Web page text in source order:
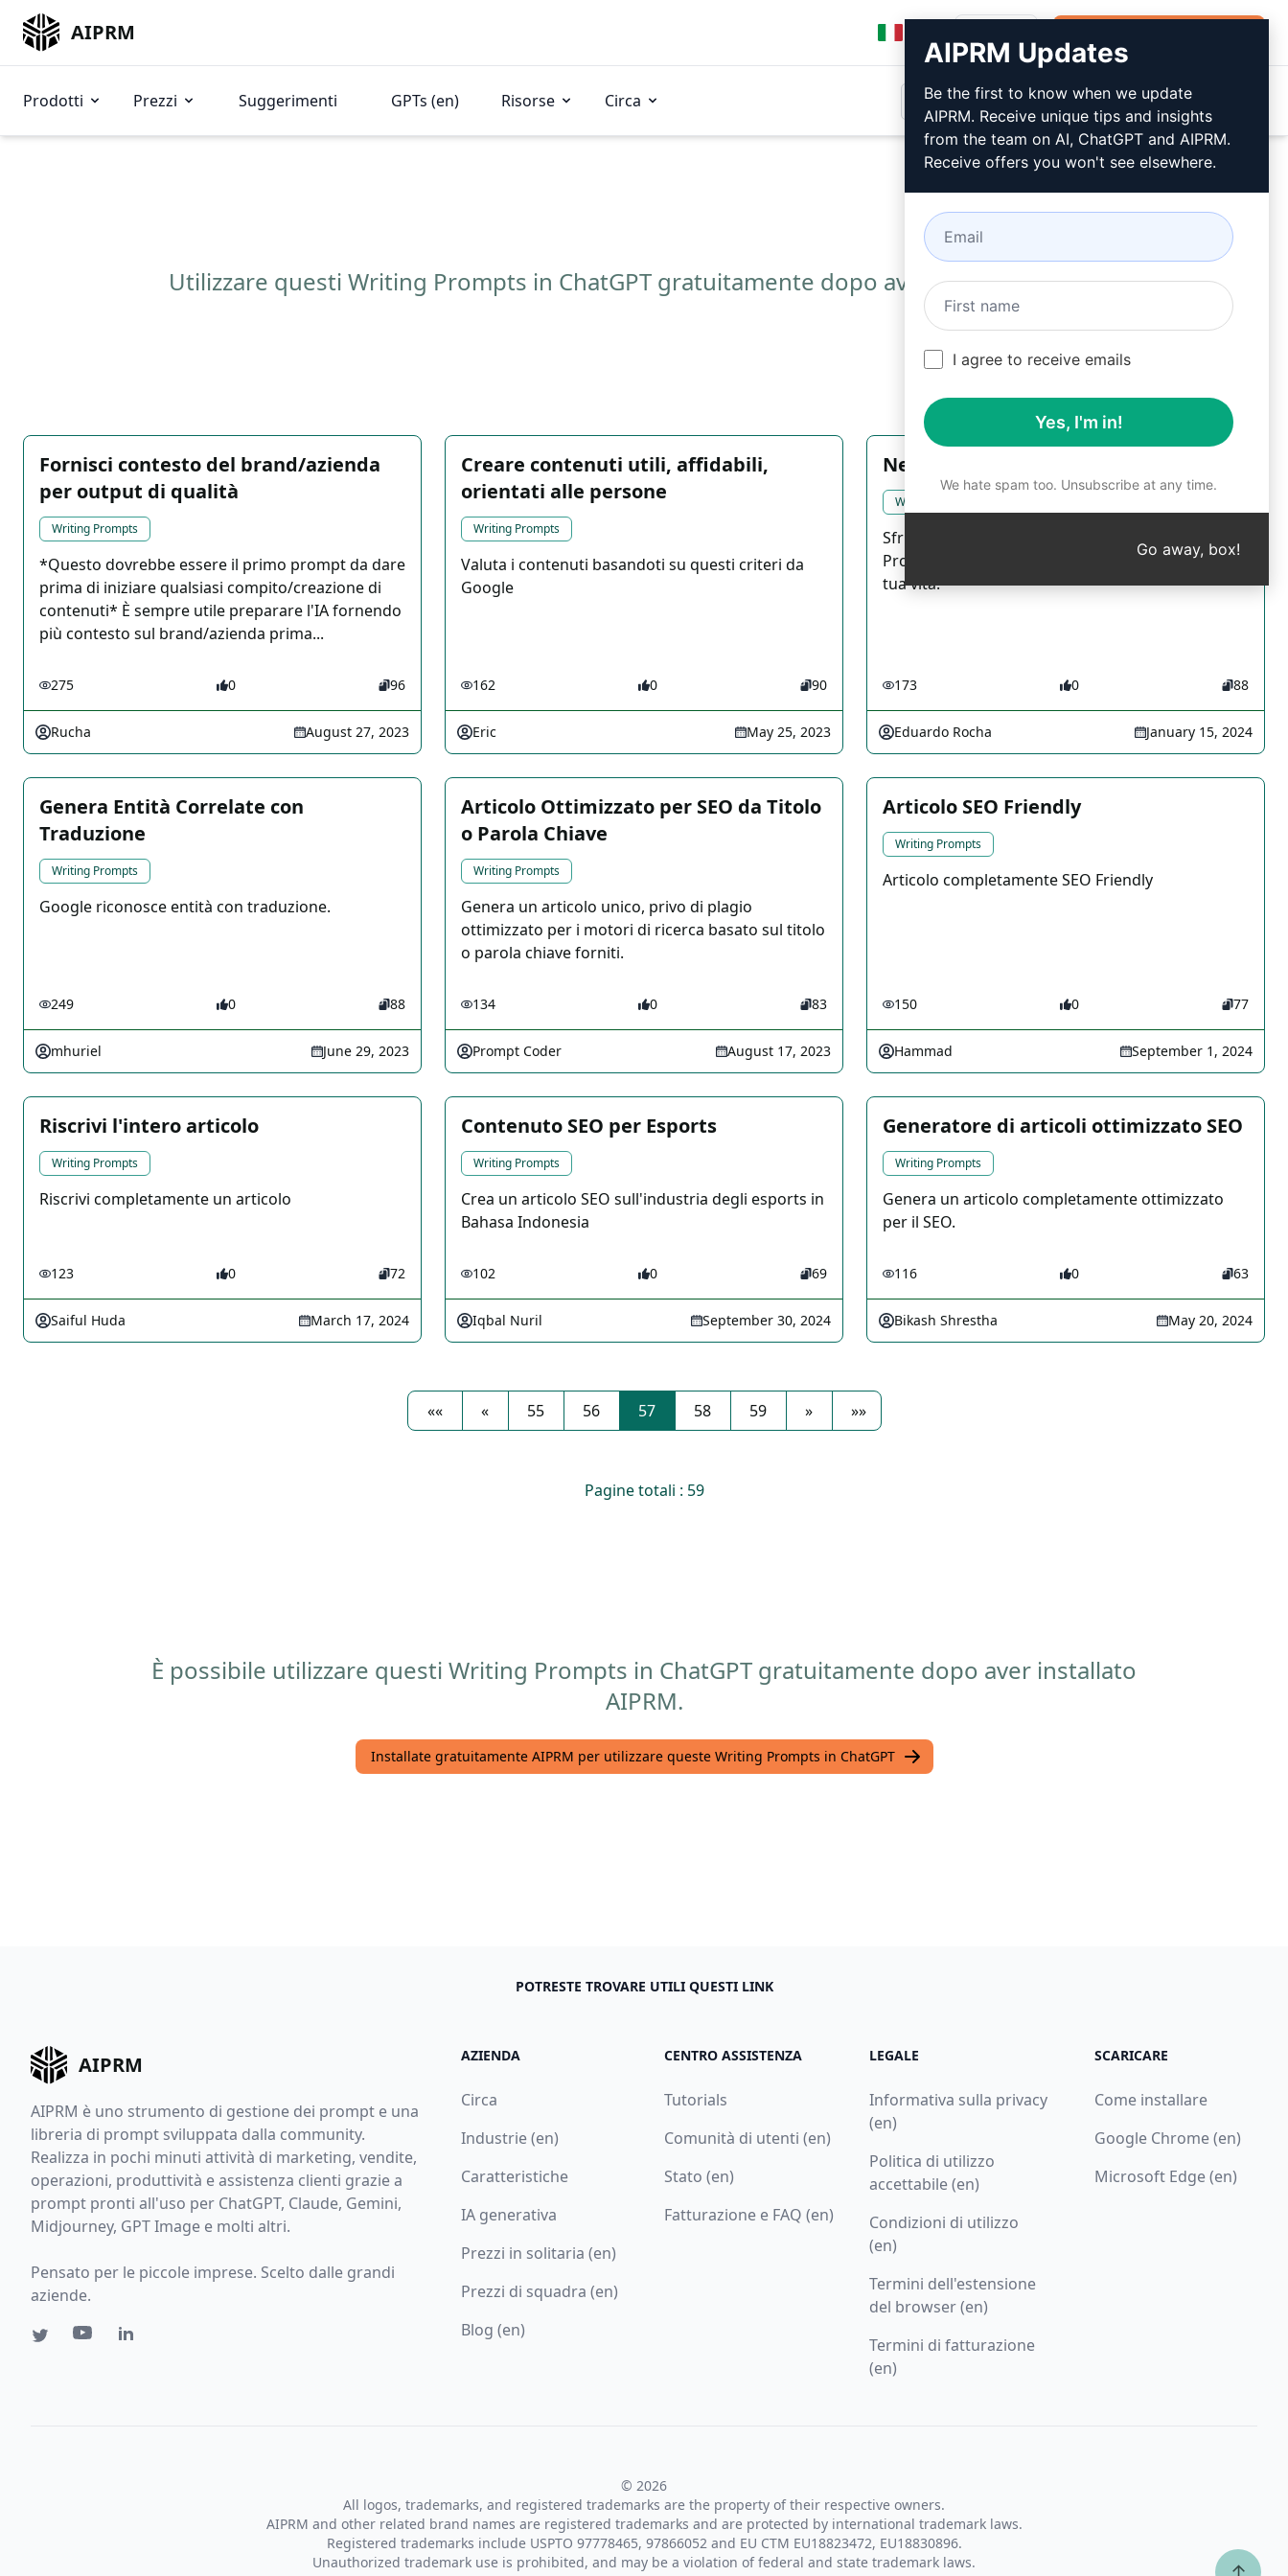
AIPRM
Prodotti Prezzi Suggerimenti GPTs (en) Risorse Circa
Utilizzare questi Writing Prompts in ChatGPT gratuitamente dopo aver installato AIPRM.
Fornisci contesto del brand/azienda
per output di qualità
Writing Prompts
*Questo dovrebbe essere il primo prompt da dare
prima di iniziare qualsiasi compito/creazione di
contenuti* È sempre utile preparare l'IA fornendo
più contesto sul brand/azienda prima...
275 0 96
Rucha August 27, 2023
Creare contenuti utili, affidabili,
orientati alle persone
Writing Prompts
Valuta i contenuti basandoti su questi criteri da
Google
162 0 90
Eric May 25, 2023
NeuroLinguistic Programming 360
Writing Prompts
Sfrutta il potere della NeuroLinguistic
Programming per una trasformazione totale della
tua vita.
173 0 88
Eduardo Rocha January 15, 2024
Genera Entità Correlate con
Traduzione
Writing Prompts
Google riconosce entità con traduzione.
249 0 88
mhuriel June 29, 2023
Articolo Ottimizzato per SEO da Titolo
o Parola Chiave
Writing Prompts
Genera un articolo unico, privo di plagio
ottimizzato per i motori di ricerca basato sul titolo
o parola chiave forniti.
134 0 83
Prompt Coder August 17, 2023
Articolo SEO Friendly
Writing Prompts
Articolo completamente SEO Friendly
150 0 77
Hammad September 1, 2024
Riscrivi l'intero articolo
Writing Prompts
Riscrivi completamente un articolo
123 0 72
Saiful Huda March 17, 2024
Contenuto SEO per Esports
Writing Prompts
Crea un articolo SEO sull'industria degli esports in
Bahasa Indonesia
102 0 69
Iqbal Nuril September 30, 2024
Generatore di articoli ottimizzato SEO
Writing Prompts
Genera un articolo completamente ottimizzato
per il SEO.
116 0 63
Bikash Shrestha May 20, 2024
«« « 55 56 57 58 59 » »»
Pagine totali : 59
È possibile utilizzare questi Writing Prompts in ChatGPT gratuitamente dopo aver installato
AIPRM.
Installate gratuitamente AIPRM per utilizzare queste Writing Prompts in ChatGPT
POTRESTE TROVARE UTILI QUESTI LINK
AIPRM
AIPRM è uno strumento di gestione dei prompt e una
libreria di prompt sviluppata dalla community.
Realizza in pochi minuti attività di marketing, vendite,
operazioni, produttività e assistenza clienti grazie a
prompt pronti all'uso per ChatGPT, Claude, Gemini,
Midjourney, GPT Image e molti altri.
Pensato per le piccole imprese. Scelto dalle grandi
aziende.
AZIENDA
Circa
Industrie (en)
Caratteristiche
IA generativa
Prezzi in solitaria (en)
Prezzi di squadra (en)
Blog (en)
CENTRO ASSISTENZA
Tutorials
Comunità di utenti (en)
Stato (en)
Fatturazione e FAQ (en)
LEGALE
Informativa sulla privacy
(en)
Politica di utilizzo
accettabile (en)
Condizioni di utilizzo
(en)
Termini dell'estensione
del browser (en)
Termini di fatturazione
(en)
SCARICARE
Come installare
Google Chrome (en)
Microsoft Edge (en)
© 2026
All logos, trademarks, and registered trademarks are the property of their respective owners.
AIPRM and other related brand names are registered trademarks and are protected by international trademark laws.
Registered trademarks include USPTO 97778465, 97866052 and EU CTM EU18823472, EU18830896.
Unauthorized trademark use is prohibited, and may be a violation of federal and state trademark laws.
AIPRM Updates
Be the first to know when we update
AIPRM. Receive unique tips and insights
from the team on AI, ChatGPT and AIPRM.
Receive offers you won't see elsewhere.
I agree to receive emails
Yes, I'm in!
We hate spam too. Unsubscribe at any time.
Go away, box!